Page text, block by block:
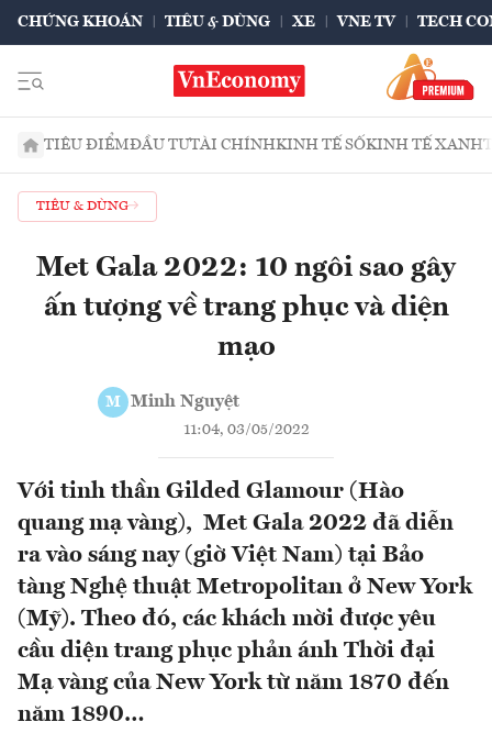
CHỨNG KHOÁN TIÊU & DÙNG XE VNE TV TECH
TIÊU ĐIỂMĐẦU TƯTÀI CHÍNHKINH TẾ SỐKINH TẾ XANH
TIÊU & DÙNG
Met Gala 2022: 10 ngôi sao gây
ấn tượng về trang phục và diện
mạo
M Minh Nguyệt
11:04, 03/05/2022
Với tinh thần Gilded Glamour (Hào
quang mạ vàng), Met Gala 2022 đã diễn
ra vào sáng nay (giờ Việt Nam) tại Bảo
tàng Nghệ thuật Metropolitan ở New York
(Mỹ). Theo đó, các khách mời được yêu
cầu diện trang phục phản ánh Thời đại
Mạ vàng của New York từ năm 1870 đến
năm 1890…